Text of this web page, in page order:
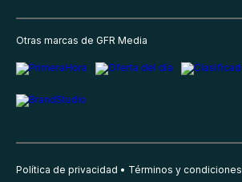
Otras marcas de GFR Media
Política de privacidad Términos y condiciones